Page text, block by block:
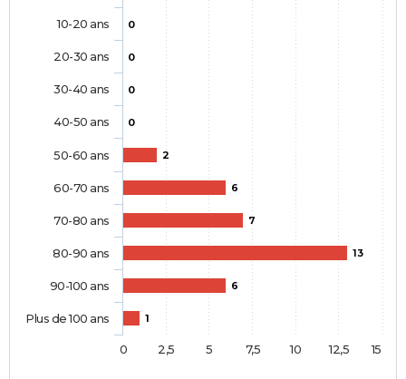
0
0
0
0
2
6
7
13
6
1
10-20 ans
20-30 ans
30-40 ans
40-50 ans
50-60 ans
60-70 ans
70-80 ans
80-90 ans
90-100 ans
Plus de 100 ans
0 2,5 5 7,5 10 12,5 15